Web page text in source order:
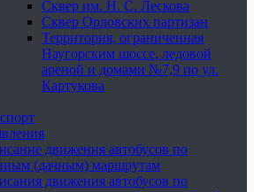
Сквер им. Н. С. Лескова
Сквер Орловских партизан
Территория, ограниченная
Наугорским шоссе, ледовой
ареной и домами №7,9 по ул.
Картукова
движения автобусов по
(дачным) маршрутам
движения автобусов по